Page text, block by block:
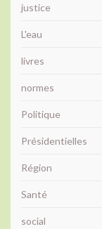
justice
L'eau
livres
normes
Politique
Présidentielles
Région
Santé
social